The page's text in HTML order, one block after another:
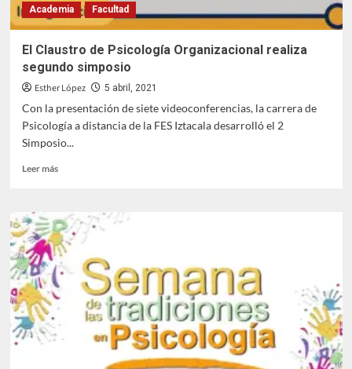
en
Latinoamérica
Academia Facultad
El Claustro de Psicología Organizacional realiza
segundo simposio
Esther López 5 abril, 2021
Con la presentación de siete videoconferencias, la carrera de
Psicología a distancia de la FES Iztacala desarrolló el 2
Simposio...
Leer másLeer
Claustro
de
Psicología
Organizacional
realiza
segundo
simposio